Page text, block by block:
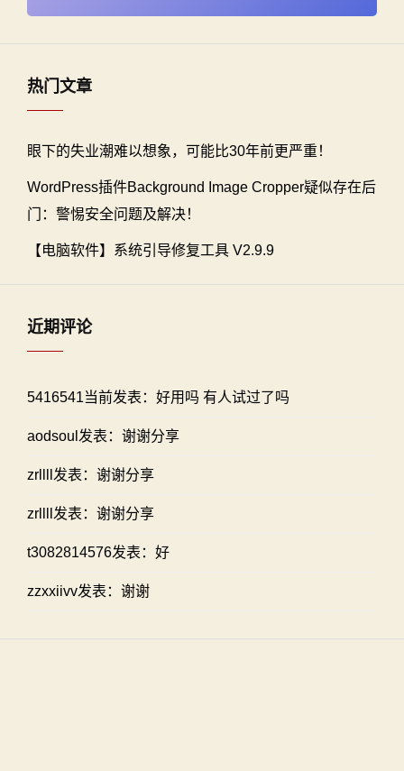
热门文章
眼下的失业潮难以想象，可能比30年前更严重！
WordPress插件Background Image Cropper疑似存在后
门：警惕安全问题及解决！
【电脑软件】系统引导修复工具 V2.9.9
近期评论
5416541当前发表：好用吗 有人试过了吗
aodsoul发表：谢谢分享
zrllll发表：谢谢分享
zrllll发表：谢谢分享
t3082814576发表：好
zzxxiivv发表：谢谢